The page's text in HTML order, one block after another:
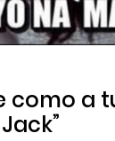
como a